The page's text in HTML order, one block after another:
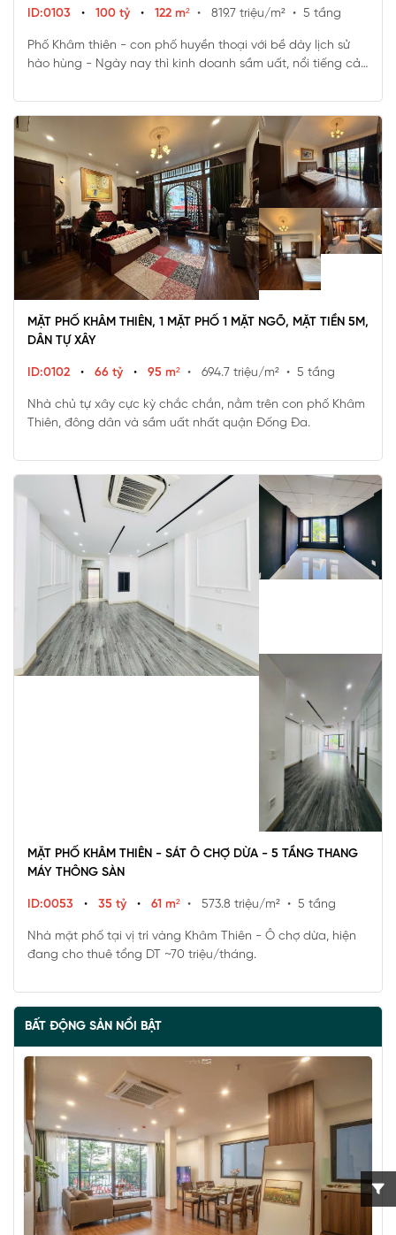
ID:0103 • 100 tỷ • 122 m² • 819.7 triệu/m² • 5 tầng
Phố Khâm thiên - con phố huyền thoại với bề dày lịch sử
hào hùng - Ngày nay thì kinh doanh sầm uất, nổi tiếng cả
MẶT PHỐ KHÂM THIÊN, 1 MẶT PHỐ 1 MẶT NGÕ, MẶT TIỀN 5M,
DÂN TỰ XÂY
ID:0102 • 66 tỷ • 95 m² • 694.7 triệu/m² • 5 tầng
Nhà chủ tự xây cực kỳ chắc chắn, nằm trên con phố Khâm
Thiên, đông dân và sầm uất nhất quận Đống Đa.
MẶT PHỐ KHÂM THIÊN - SÁT Ô CHỢ DỪA - 5 TẦNG THANG
MÁY THÔNG SÀN
ID:0053 • 35 tỷ • 61 m² • 573.8 triệu/m² • 5 tầng
Nhà mặt phố tại vị trí vàng Khâm Thiên - Ô chợ dừa, hiện
đang cho thuê tổng DT ~70 triệu/tháng.
BẤT ĐỘNG SẢN NỔI BẬT